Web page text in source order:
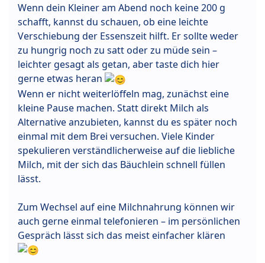
Wenn dein Kleiner am Abend noch keine 200 g
schafft, kannst du schauen, ob eine leichte
Verschiebung der Essenszeit hilft. Er sollte weder
zu hungrig noch zu satt oder zu müde sein –
leichter gesagt als getan, aber taste dich hier
gerne etwas heran
Wenn er nicht weiterlöffeln mag, zunächst eine
kleine Pause machen. Statt direkt Milch als
Alternative anzubieten, kannst du es später noch
einmal mit dem Brei versuchen. Viele Kinder
spekulieren verständlicherweise auf die liebliche
Milch, mit der sich das Bäuchlein schnell füllen
lässt.
Zum Wechsel auf eine Milchnahrung können wir
auch gerne einmal telefonieren – im persönlichen
Gespräch lässt sich das meist einfacher klären